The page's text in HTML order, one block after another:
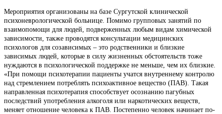
Мероприятия организованы на базе Сургутской клинической
психоневрологической больнице. Помимо групповых занятий по
взаимопомощи для людей, подверженных любым видам химической
зависимости, также проводятся консультации медицинских
психологов для созависимых – это родственники и близкие
зависимых людей, которые в силу жизненных обстоятельств тоже
нуждаются в психологической поддержке не меньше, чем их близкие.
«При помощи психотерапии пациенты учатся внутреннему контролю
над стремлением потреблять психоактивное вещество (ПАВ). Такая
направленная психотерапия способствует осознанию пагубных
последствий употребления алкоголя или наркотических веществ,
меняет отношение человека к ПАВ. Постепенно человек начинает по-